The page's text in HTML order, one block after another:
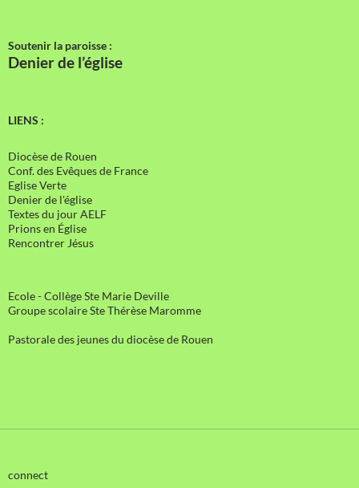
Soutenir la paroisse :
Denier de l’église
LIENS :
Diocèse de Rouen
Conf. des Evêques de France
Eglise Verte
Denier de l'église
Textes du jour AELF
Prions en Église
Rencontrer Jésus
Ecole - Collège Ste Marie Deville
Groupe scolaire Ste Thérèse Maromme
Pastorale des jeunes du diocèse de Rouen
connect